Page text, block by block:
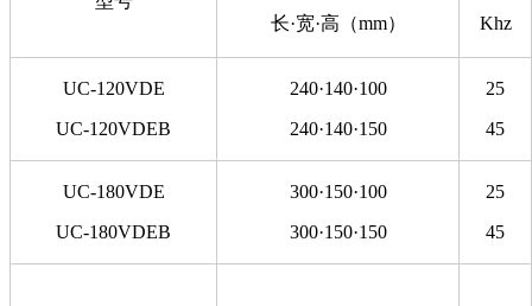
长·宽·高（mm）
Khz
UC-120VDE
UC-120VDEB
240·140·100
240·140·150
25
45
UC-180VDE
UC-180VDEB
300·150·100
300·150·150
25
45